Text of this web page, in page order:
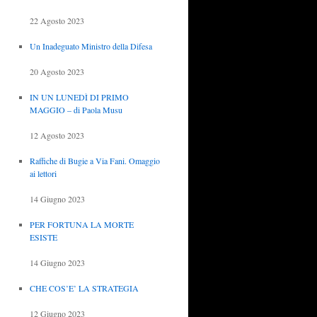
22 Agosto 2023
Un Inadeguato Ministro della Difesa
20 Agosto 2023
IN UN LUNEDÌ DI PRIMO
MAGGIO – di Paola Musu
12 Agosto 2023
Raffiche di Bugie a Via Fani. Omaggio
ai lettori
14 Giugno 2023
PER FORTUNA LA MORTE
ESISTE
14 Giugno 2023
CHE COS’E’ LA STRATEGIA
12 Giugno 2023